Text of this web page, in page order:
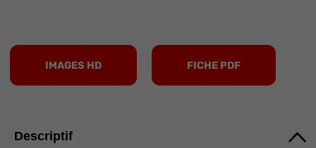
IMAGES HD FICHE PDF
Descriptif